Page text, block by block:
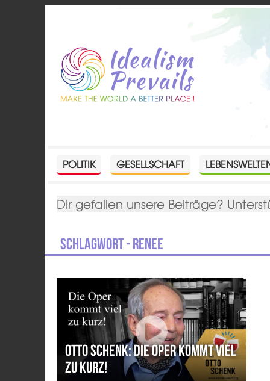
POLITIK GESELLSCHAFT
Dir gefallen unsere Beiträge?
Schlagwort - Renee
Otto Schenk: Die Oper kommt viel
zu kurz!